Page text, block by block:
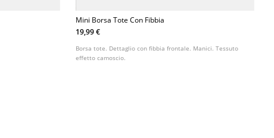
Mini Borsa Tote Con Fibbia
19,99 €
Borsa tote. Dettaglio con fibbia frontale. Manici. Tessuto
effetto camoscio.